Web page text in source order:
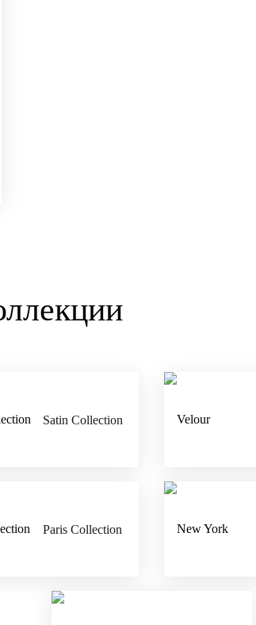
Satin Collection
Paris Collection